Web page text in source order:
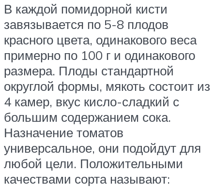
В каждой помидорной кисти
завязывается по 5-8 плодов
красного цвета, одинакового веса
примерно по 100 г и одинакового
размера. Плоды стандартной
округлой формы, мякоть состоит из
4 камер, вкус кисло-сладкий с
большим содержанием сока.
Назначение томатов
универсальное, они подойдут для
любой цели. Положительными
качествами сорта называют: